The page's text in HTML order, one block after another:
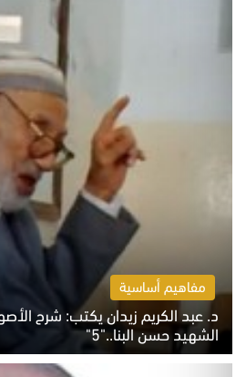
مفاهيم أساسية
د. عبد الكريم زيدان يكتب: شرح
الشهيد حسن البنا.."5"
السبت 8 أغسطس 2026 10:46 ص